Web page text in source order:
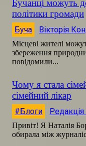
Бучанці можуть
політики громади
Буча Вікторія
Місцеві жителі
збереження природних
повідомили...
Чому я стала
сімейний лікар
#Блоги Редакція
Привіт! Я Наталія
обирала між